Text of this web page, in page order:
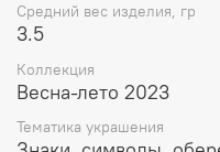
Средний вес изделия, гр
3.5
Коллекция
Весна-лето 2023
Тематика украшения